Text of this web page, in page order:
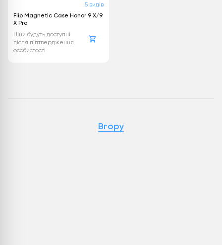
5 видів
Flip Magnetic Case Honor 9 X/9
X Pro
Ціни будуть доступні
після підтвердження
особистості
Вгору